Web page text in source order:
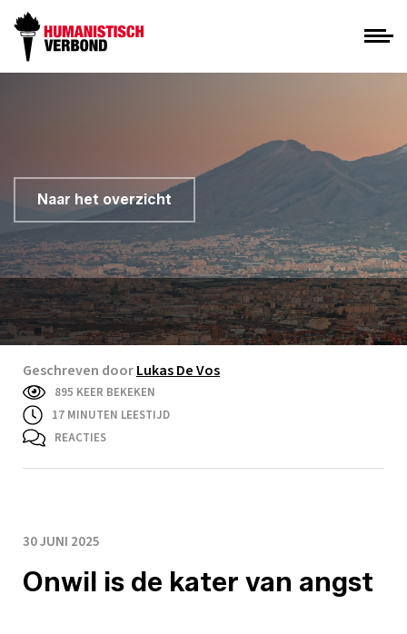
Naar het overzicht
Geschreven doorLukas De Vos
895 KEER BEKEKEN
17 MINUTEN LEESTIJD
REACTIES
30 JUNI 2025
Onwil is de kater van angst